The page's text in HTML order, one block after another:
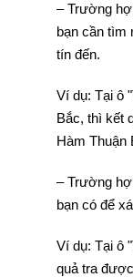
– Trường
bạn cần tìm
tín đến.
Ví dụ: Tại ô
Bắc, thì kết
Hàm Thuận
– Trường
bạn có để
Ví dụ: Tại ô
quả tra